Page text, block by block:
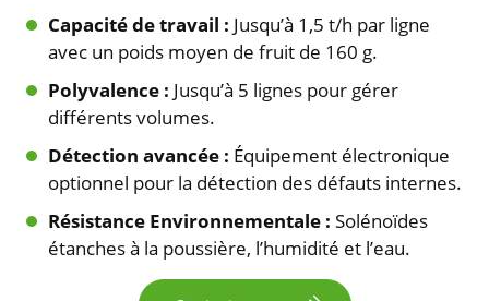
Capacité de travail : Jusqu’à 1,5 t/h par ligne
avec un poids moyen de fruit de 160 g.
Polyvalence : Jusqu’à 5 lignes pour gérer
différents volumes.
Détection avancée : Équipement électronique
optionnel pour la détection des défauts internes.
Résistance Environnementale : Solénoïdes
étanches à la poussière, l’humidité et l’eau.